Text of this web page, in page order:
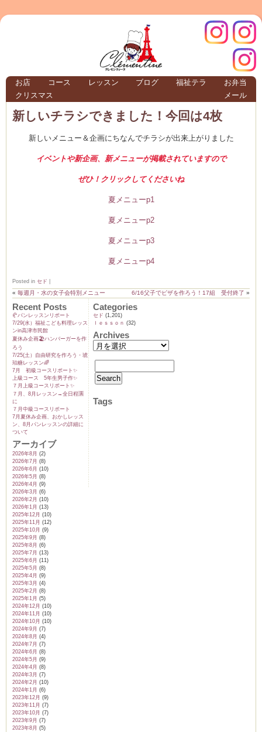
クレモンティーヌ – 新百合ヶ丘の料理教
室・テイクアウト Clémentine (produced
お店 コース レッスン ブログ 福祉テラ
お弁当
クリスマス
メール
インス
クレモ
新しいチラシできました！今回は4枚
新しいメニュー＆企画にちなんでチラシが出来上がりました
イベントや新企画、新メニューが掲載されていますので
ぜひ！クリックしてくださいね
夏メニューp1
夏メニューp2
夏メニューp3
夏メニューp4
Posted in セド
« 毎週月・水の女子会特別メニュー 6/16父子でピザを作ろう！17組 受付終了 »
Recent Posts
🥐パンレッスンリポート
7/29(水）福祉こども料理レッス
ンin高津市民館
夏休み企画🏖️ハンバーガーを作
ろう
7/25(土）自由研究を作ろう・琥
珀糖レッスン🌈
7月 初級コースリポート✨️
上級コース 5年生男子作✨️
７月上級コースリポート✨️
７月、8月レッスン→全日程🈵
に
７月中級コースリポート
7月夏休み企画、おかしレッス
ン、8月パンレッスンの詳細に
ついて
アーカイブ
2026年8月 (2)
2026年7月 (8)
2026年6月 (10)
2026年5月 (8)
2026年4月 (9)
2026年3月 (6)
2026年2月 (10)
2026年1月 (13)
2025年12月 (10)
2025年11月 (12)
2025年10月 (9)
2025年9月 (8)
2025年8月 (6)
2025年7月 (13)
2025年6月 (11)
2025年5月 (8)
2025年4月 (9)
2025年3月 (4)
2025年2月 (8)
2025年1月 (5)
2024年12月 (10)
2024年11月 (10)
2024年10月 (10)
2024年9月 (7)
2024年8月 (4)
2024年7月 (7)
2024年6月 (8)
2024年5月 (9)
2024年4月 (8)
2024年3月 (7)
2024年2月 (10)
2024年1月 (6)
2023年12月 (9)
2023年11月 (7)
2023年10月 (7)
2023年9月 (7)
2023年8月 (5)
Categories
セド (1,201)
ｌｅｓｓｏｎ (32)
Archives
Tags